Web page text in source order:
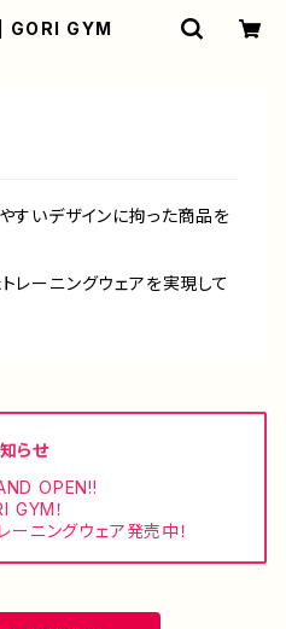
GORI GYM
すいデザインに拘った商品を
レーニングウェアを実現して
らせ
OPEN!!
GYM！
ニングウェア発売中！